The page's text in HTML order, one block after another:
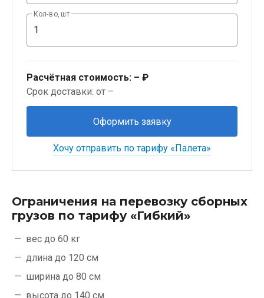
Кол-во, шт
Расчётная стоимость: – ₽
Срок доставки: от –
Оформить заявку
Хочу отправить по тарифу «Палета»
Ограничения на перевозку сборных
грузов по тарифу «Гибкий»
вес до 60 кг
длина до 120 см
ширина до 80 см
высота до 140 см